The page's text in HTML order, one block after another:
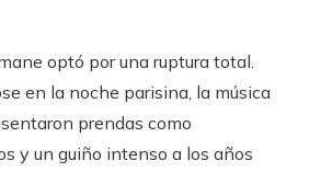
optó por una ruptura total.
en la noche parisina, la música
prendas como
y un guiño intenso a los años